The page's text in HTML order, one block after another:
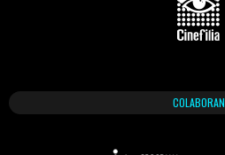
COLABORAN